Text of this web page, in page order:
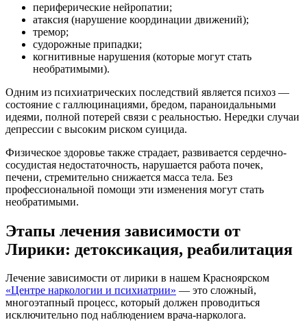
периферические нейропатии;
атаксия (нарушение координации движений);
тремор;
судорожные припадки;
когнитивные нарушения (которые могут стать
необратимыми).
Одним из психиатрических последствий является психоз —
состояние с галлюцинациями, бредом, параноидальными
идеями, полной потерей связи с реальностью. Нередки случаи
депрессии с высоким риском суицида.
Физическое здоровье также страдает, развивается сердечно-
сосудистая недостаточность, нарушается работа почек,
печени, стремительно снижается масса тела. Без
профессиональной помощи эти изменения могут стать
необратимыми.
Этапы лечения зависимости от
Лирики: детоксикация, реабилитация
Лечение зависимости от лирики в нашем Красноярском
«Центре наркологии и психиатрии» — это сложный,
многоэтапный процесс, который должен проводиться
исключительно под наблюдением врача-нарколога.